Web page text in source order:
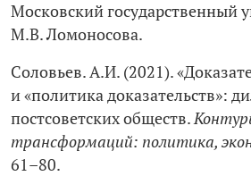
Московский государственный
М.В. Ломоносова.
Соловьев. А.И. (2021).
и «политика доказательств»:
постсоветских обществ.
трансформаций: политика,
61–80.